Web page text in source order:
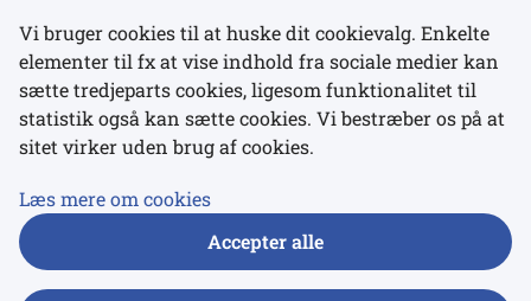
Links
Udgivelser
Vi bruger cookies til at huske dit cookievalg. Enkelte
elementer til fx at vise indhold fra sociale medier kan
sætte tredjeparts cookies, ligesom funktionalitet til
statistik også kan sætte cookies. Vi bestræber os på at
sitet virker uden brug af cookies.
Læs mere om cookies
Accepter alle